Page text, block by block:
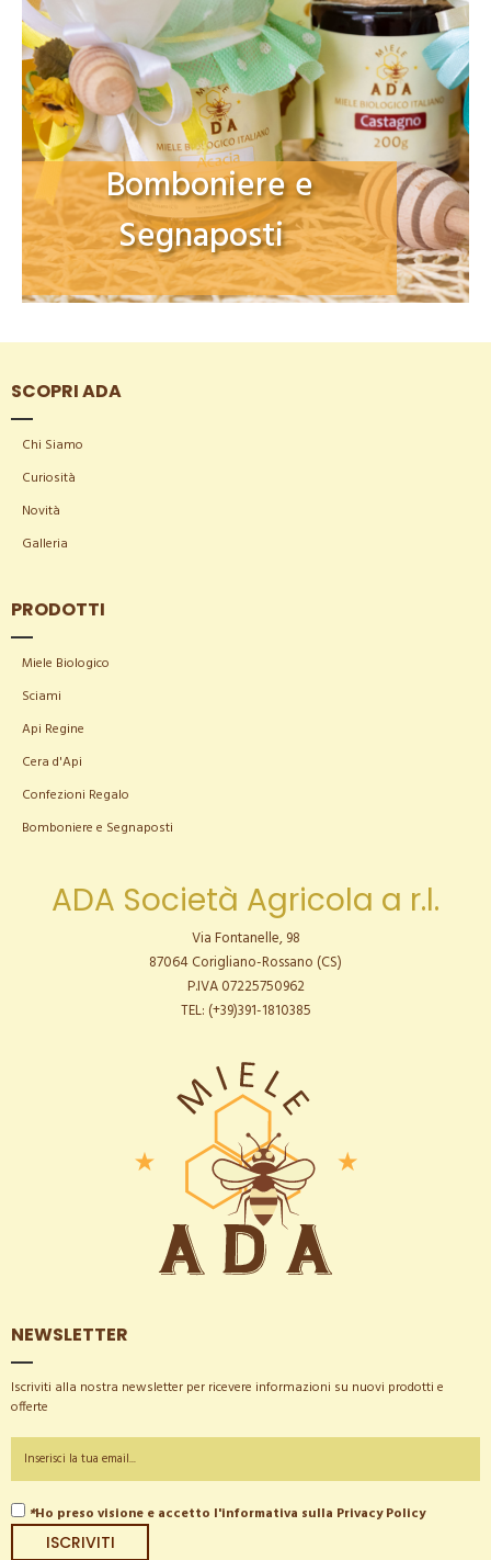
Bomboniere e
Segnaposti
SCOPRI ADA
Chi Siamo
Curiosità
Novità
Galleria
PRODOTTI
Miele Biologico
Sciami
Api Regine
Cera d'Api
Confezioni Regalo
Bomboniere e Segnaposti
ADA Società Agricola a r.l.
Via Fontanelle, 98
87064 Corigliano-Rossano (CS)
P.IVA 07225750962
TEL: (+39)391-1810385
NEWSLETTER
Iscriviti alla nostra newsletter per ricevere informazioni su nuovi prodotti e
offerte
*Ho preso visione e accetto l'informativa sulla Privacy Policy
ISCRIVITI